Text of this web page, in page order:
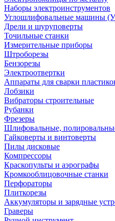
Наборы электроинструментов
Углошлифовальные машины
Дрели и шуруповерты
Точильные станки
Измерительные приборы
Штроборезы
Бензорезы
Электроотвертки
Аппараты для сварки
Лобзики
Вибраторы строительные
Рубанки
Фрезеры
Шлифовальные,
Гайковерты и винтоверты
Пилы дисковые
Компрессоры
Краскопульты и аэрографы
Кромкооблицовочные станки
Перфораторы
Плиткорезы
Аккумуляторы и зарядные
Граверы